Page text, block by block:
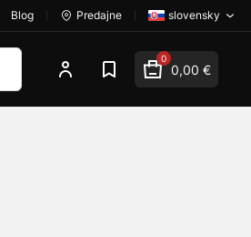
Blog Predajne slovensky
0
0,00 €